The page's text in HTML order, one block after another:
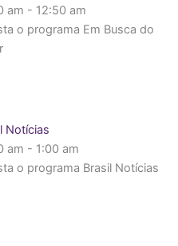
am - 12:50 am
o programa Em Busca do
Notícias
am - 1:00 am
o programa Brasil Notícias